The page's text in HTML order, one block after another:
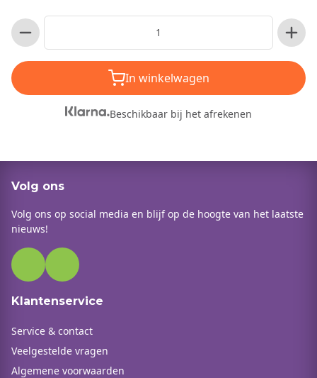
In winkelwagen
Beschikbaar bij het afrekenen
Volg ons
Volg ons op social media en blijf op de hoogte van het laatste
nieuws!
Klantenservice
Service & contact
Veelgestelde vragen
Algemene voorwaarden